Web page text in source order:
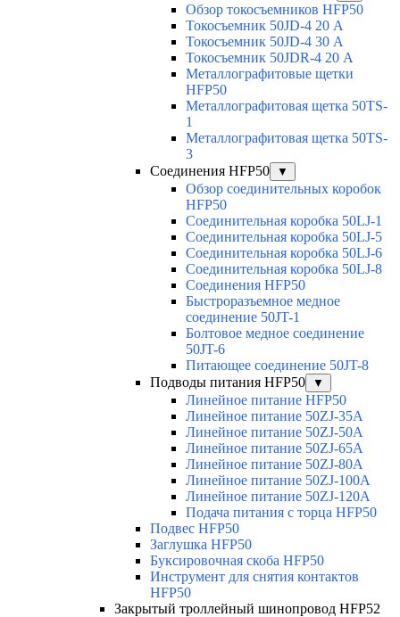
Обзор токосъемников HFP50
Токосъемник 50JD-4 20 А
Токосъемник 50JD-4 30 А
Токосъемник 50JDR-4 20 А
Металлографитовые щетки
HFP50
Металлографитовая щетка 50TS-
1
Металлографитовая щетка 50TS-
3
Соединения HFP50
▼
Обзор соединительных коробок
HFP50
Соединительная коробка 50LJ-1
Соединительная коробка 50LJ-5
Соединительная коробка 50LJ-6
Соединительная коробка 50LJ-8
Соединения HFP50
Быстроразъемное медное
соединение 50JT-1
Болтовое медное соединение
50JT-6
Питающее соединение 50JT-8
Подводы питания HFP50
▼
Линейное питание HFP50
Линейное питание 50ZJ-35A
Линейное питание 50ZJ-50A
Линейное питание 50ZJ-65A
Линейное питание 50ZJ-80A
Линейное питание 50ZJ-100A
Линейное питание 50ZJ-120A
Подача питания с торца HFP50
Подвес HFP50
Заглушка HFP50
Буксировочная скоба HFP50
Инструмент для снятия контактов
HFP50
Закрытый троллейный шинопровод HFP52